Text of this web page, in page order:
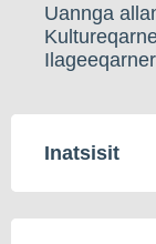
Uannga
Inatsisit